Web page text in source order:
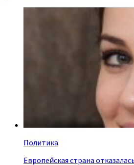
Политика
Европейская страна